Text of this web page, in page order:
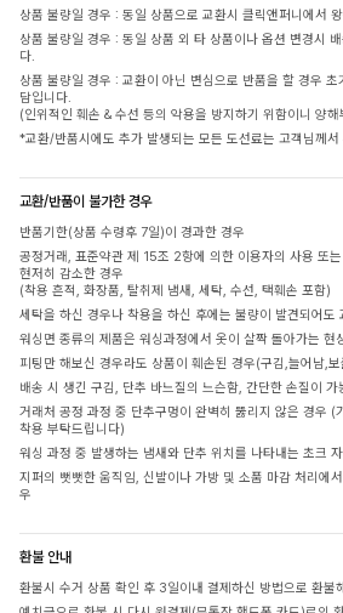
상품 불량일 경우 : 동일 상품으로 교환시 클릭앤퍼니에서
상품 불량일 경우 : 동일 상품 외 타 상품이나 옵션 변경시
다.
상품 불량일 경우 : 교환이 아닌 변심으로 반품을 할 경우
담입니다.
(인위적인 훼손 & 수선 등의 악용을 방지하기 위함이니 양해
*교환/반품시에도 추가 발생되는 모든 도선료는 고객님께서
교환/반품이 불가한 경우
반품기한(상품 수령후 7일)이 경과한 경우
공정거래, 표준약관 제 15조 2항에 의한 이용자의 사용 또
현저히 감소한 경우
(착용 흔적, 화장품, 탈취제 냄새, 세탁, 수선, 택훼손 포함)
세탁을 하신 경우나 착용을 하신 후에는 불량이 발견되어도
워싱면 종류의 제품은 워싱과정에서 옷이 살짝 돌아가는 현
피팅만 해보신 경우라도 상품이 훼손된 경우(구김,늘어남,보
배송 시 생긴 구김, 단추 바느질의 느슨함, 간단한 손질이
거래처 공정 과정 중 단추구멍이 완벽히 뚫리지 않은 경우 (
착용 부탁드립니다)
워싱 과정 중 발생하는 냄새와 단추 위치를 나타내는 초크
지퍼의 뻣뻣한 움직임, 신발이나 가방 및 소품 마감 처리에
우
환불 안내
환불시 수거 상품 확인 후 3일이내 결제하신 방법으로 환불